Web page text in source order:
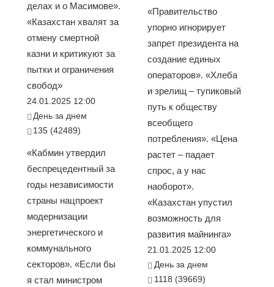
делах и о Масимове».
«Казахстан хвалят за
отмену смертной
казни и критикуют за
пытки и ограничения
свобод»
24.01.2025 12:00
День за днем
135 (42489)
«Кабмин утвердил
беспрецедентный за
годы независимости
страны нацпроект
модернизации
энергетического и
коммунального
секторов». «Если бы
я стал министром
«Правительство
упорно игнорирует
запрет президента на
создание единых
операторов». «Хлеба
и зрелищ – тупиковый
путь к обществу
всеобщего
потребления». «Цена
растет – падает
спрос, а у нас
наоборот».
«Казахстан упустил
возможность для
развития майнинга»
21.01.2025 12:00
День за днем
1118 (39669)